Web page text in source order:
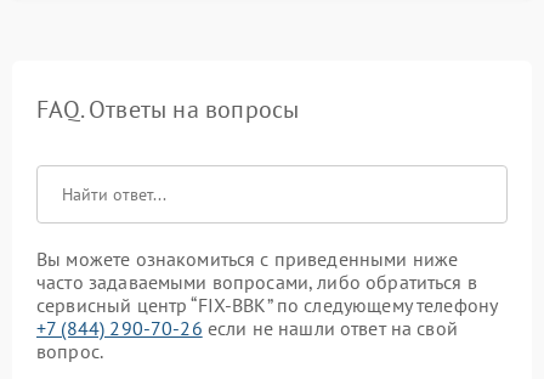
FAQ. Ответы на вопросы
Вы можете ознакомиться с приведенными ниже
часто задаваемыми вопросами, либо обратиться в
сервисный центр “FIX-BBK” по следующему телефону
+7 (844) 290-70-26 если не нашли ответ на свой
вопрос.